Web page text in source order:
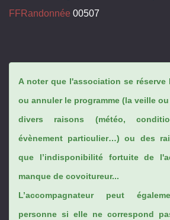
FFRandonnée 00507
A noter que l'association se
ou annuler le programme (la veille
divers raisons (météo,
évènement particulier…) ou des
que l’indisponibilité fortuite de
manque de covoitureur...
L’accompagnateur peut
personne si elle ne correspond